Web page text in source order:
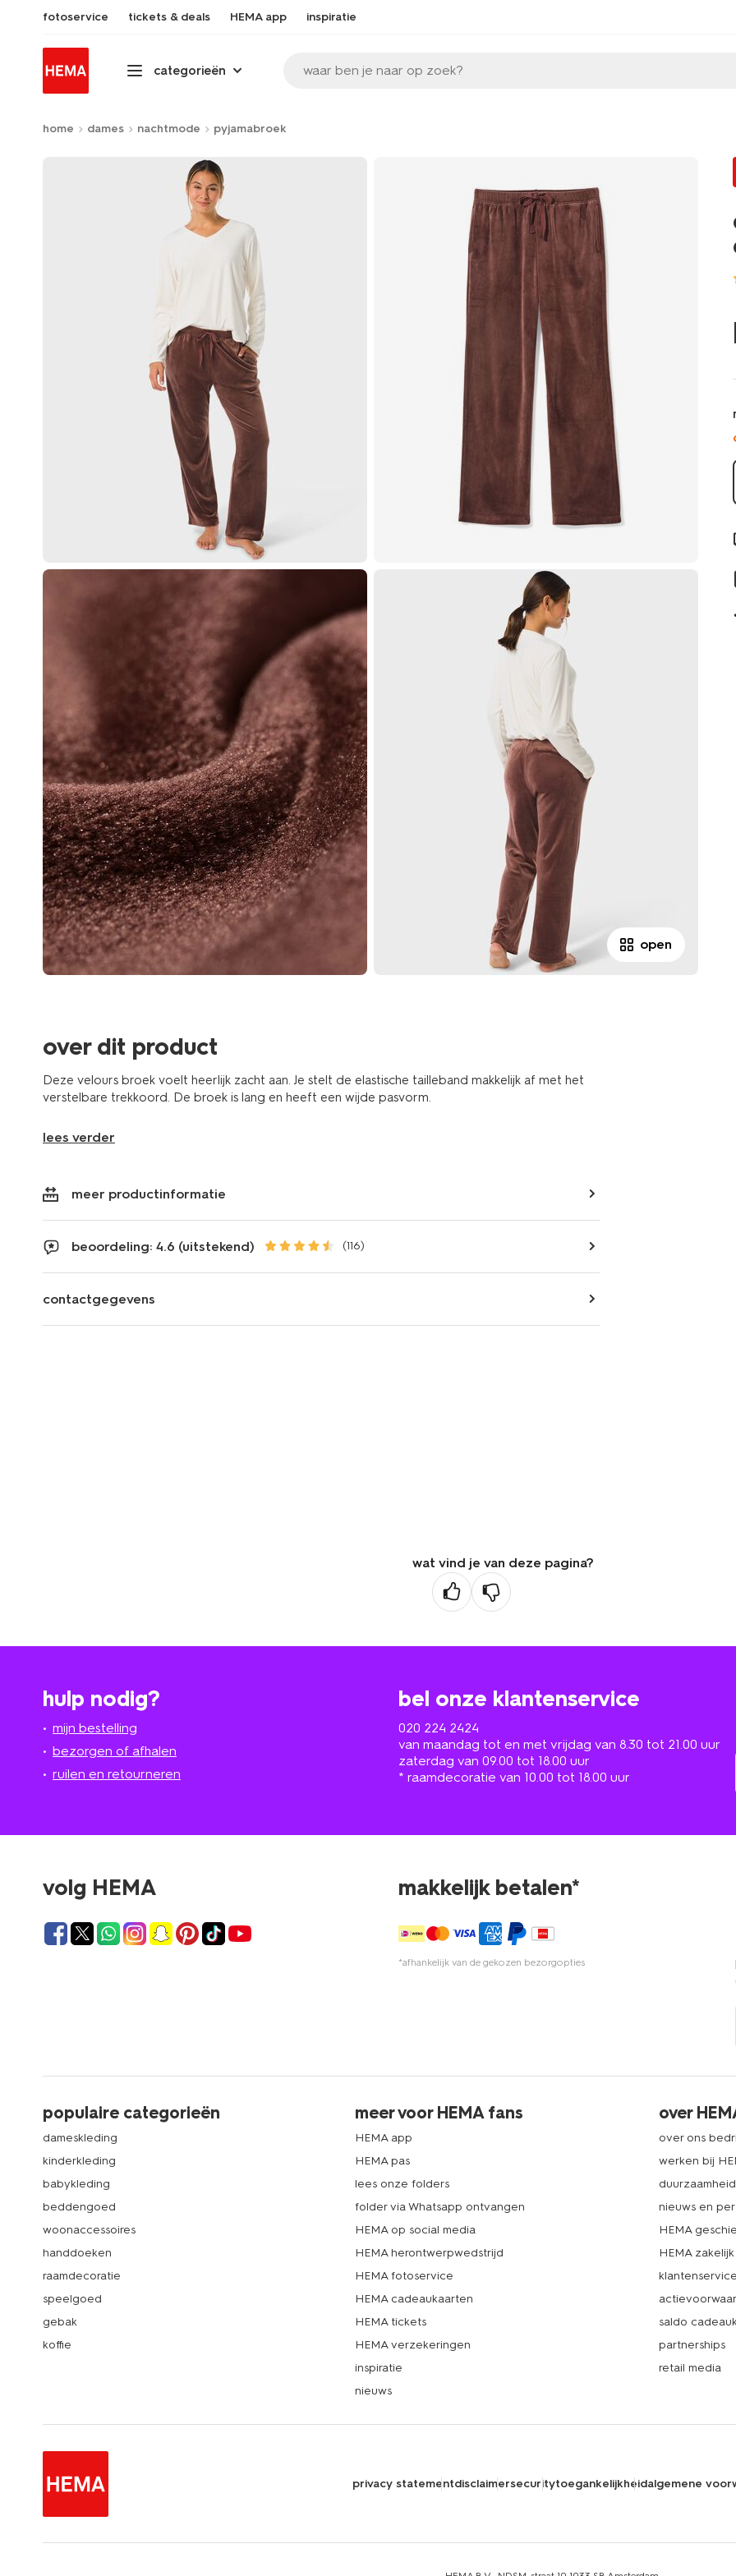
fotoservice tickets & deals HEMA app inspiratie
categorieën waar ben je naar op zoek?
home dames nachtmode pyjamabroek
open
over dit product
Deze velours broek voelt heerlijk zacht aan. Je stelt de elastische tailleband makkelijk af met het
verstelbare trekkoord. De broek is lang en heeft een wijde pasvorm.
lees verder
meer productinformatie
beoordeling: 4.6 (uitstekend) (116)
contactgegevens
wat vind je van deze pagina?
hulp nodig?
mijn bestelling
bezorgen of afhalen
ruilen en retourneren
bel onze klantenservice
020 224 2424
van maandag tot en met vrijdag van 8.30 tot 21.00 uur
zaterdag van 09.00 tot 18.00 uur
* raamdecoratie van 10.00 tot 18.00 uur
volg HEMA makkelijk betalen*
*afhankelijk van de gekozen bezorgopties
populaire categorieën
dameskleding
kinderkleding
babykleding
beddengoed
woonaccessoires
handdoeken
raamdecoratie
speelgoed
gebak
koffie
meer voor HEMA fans
HEMA app
HEMA pas
lees onze folders
folder via Whatsapp ontvangen
HEMA op social media
HEMA herontwerpwedstrijd
HEMA fotoservice
HEMA cadeaukaarten
HEMA tickets
HEMA verzekeringen
inspiratie
nieuws
over
over ons
werken bij
duurzaamheid
nieuws en
HEMA
HEMA zakelijk
klantenservice
saldo
partnerships
retail media
privacy statementdisclaimersecuritytoegankelijkheidalgemene